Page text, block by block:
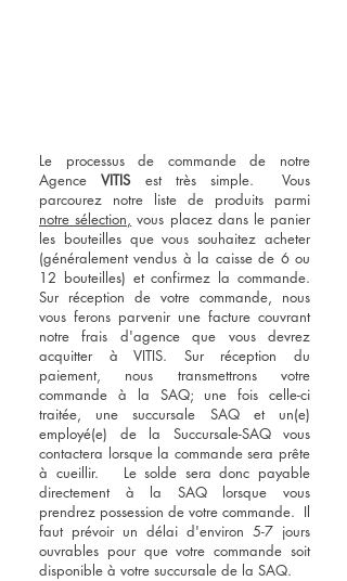
Le processus de commande de notre
AgenceVITISest très simple. Vous
parcourez notre liste de produits parmi
notre sélection, vous placez dans le panier
les bouteilles que vous souhaitez acheter
(généralement vendus à la caisse de 6 ou
12 bouteilles) et confirmez la commande.
Sur réception de votre commande, nous
vous ferons parvenir une facture couvrant
notre frais d'agence que vous devrez
acquitter à VITIS. Sur réception du
paiement, nous transmettrons votre
commande à la SAQ; une fois celle-ci
traitée, une succursale SAQ et un(e)
employé(e) de la Succursale-SAQ vous
contactera lorsque la commande sera prête
à cueillir. Le solde sera donc payable
directement à la SAQ lorsque vous
prendrez possession de votre commande. Il
faut prévoir un délai d'environ 5-7 jours
ouvrables pour que votre commande soit
disponible à votre succursale de la SAQ.